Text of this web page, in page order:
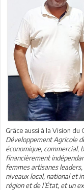
Grâce aussi à la Vision du
Développement Agricole
économique, commercial,
financièrement
femmes artisanes
niveaux local, national et
région et de l’État, et un